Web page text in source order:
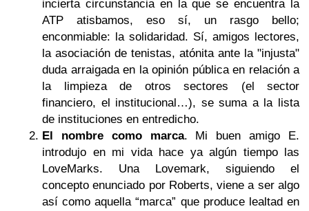
incierta circunstancia en la que se encuentra la
ATP atisbamos, eso sí, un rasgo bello;
enconmiable: la solidaridad. Sí, amigos lectores,
la asociación de tenistas, atónita ante la "injusta"
duda arraigada en la opinión pública en relación a
la limpieza de otros sectores (el sector
financiero, el institucional…), se suma a la lista
de instituciones en entredicho.
El nombre como marca. Mi buen amigo E.
introdujo en mi vida hace ya algún tiempo las
LoveMarks. Una Lovemark, siguiendo el
concepto enunciado por Roberts, viene a ser algo
así como aquella “marca” que produce lealtad en